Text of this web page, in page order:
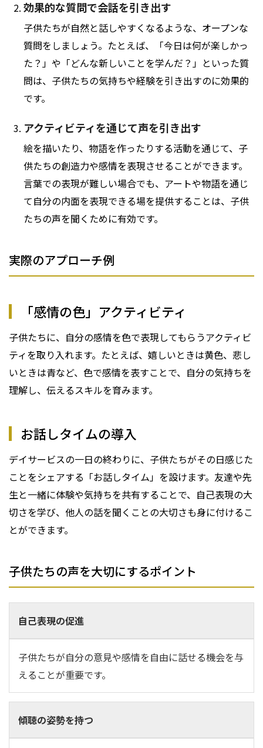
効果的な質問で会話を引き出す
子供たちが自然と話しやすくなるような、オープンな
質問をしましょう。たとえば、「今日は何が楽しかっ
た？」や「どんな新しいことを学んだ？」といった質
問は、子供たちの気持ちや経験を引き出すのに効果的
です。
アクティビティを通じて声を引き出す
絵を描いたり、物語を作ったりする活動を通じて、子
供たちの創造力や感情を表現させることができます。
言葉での表現が難しい場合でも、アートや物語を通じ
て自分の内面を表現できる場を提供することは、子供
たちの声を聞くために有効です。
実際のアプローチ例
「感情の色」アクティビティ
子供たちに、自分の感情を色で表現してもらうアクティビ
ティを取り入れます。たとえば、嬉しいときは黄色、悲し
いときは青など、色で感情を表すことで、自分の気持ちを
理解し、伝えるスキルを育みます。
お話しタイムの導入
デイサービスの一日の終わりに、子供たちがその日感じた
ことをシェアする「お話しタイム」を設けます。友達や先
生と一緒に体験や気持ちを共有することで、自己表現の大
切さを学び、他人の話を聞くことの大切さも身に付けるこ
とができます。
子供たちの声を大切にするポイント
自己表現の促進
子供たちが自分の意見や感情を自由に話せる機会を与
えることが重要です。
傾聴の姿勢を持つ